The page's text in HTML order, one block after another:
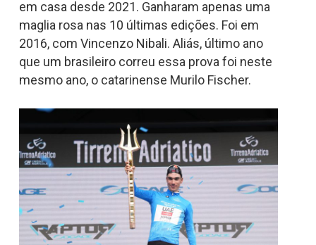
em casa desde 2021. Ganharam apenas uma
maglia rosa nas 10 últimas edições. Foi em
2016, com Vincenzo Nibali. Aliás, último ano
que um brasileiro correu essa prova foi neste
mesmo ano, o catarinense Murilo Fischer.